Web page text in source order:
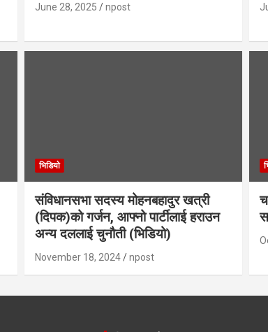
June 28, 2025 npost
भिडियाे
संविधानसभा सदस्य मोहनबहादुर खत्री
(दिपक)को गर्जन, आफ्नो पार्टीलाई हराउन
अन्य दललाई चुनौती (भिडियो)
November 18, 2024 npost